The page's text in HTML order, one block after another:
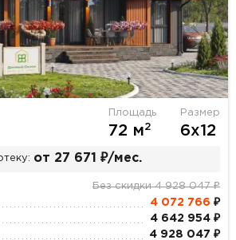
Площадь
72 м2
Размер
6х12
от 27 671 ₽/мес.
Без скидки 4 928 047 ₽
4 072 766 ₽
4 642 954 ₽
4 928 047 ₽